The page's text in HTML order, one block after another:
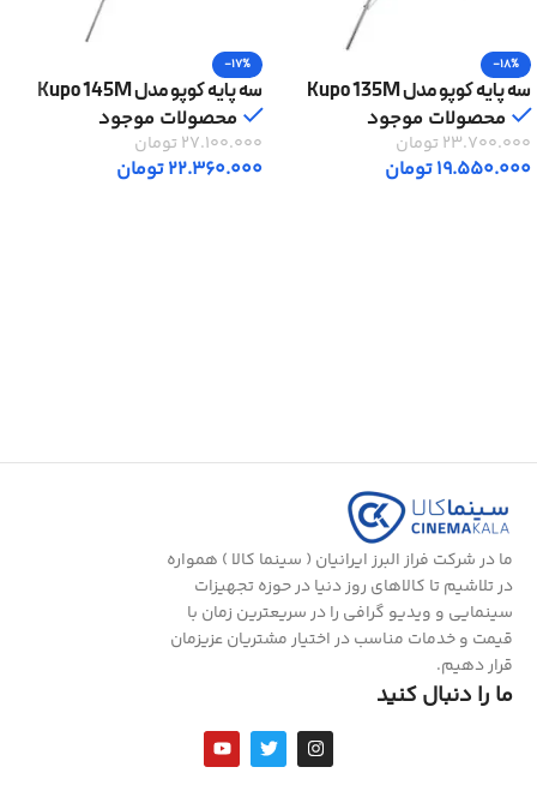
-18%
سه پایه کوپو مدل Kupo 135M
محصولات موجود
23.700.000 تومان
19.550.000تومان
-17%
سه پایه کوپو مدل Kupo 145M
محصولات موجود
27.100.000 تومان
22.360.000تومان
ما در شرکت فراز البرز ایرانیان ( سینما کالا ) همواره
در تلاشیم تا کالاهای روز دنیا در حوزه تجهیزات
سینمایی و ویدیو گرافی را در سریعترین زمان با
قیمت و خدمات مناسب در اختیار مشتریان عزیزمان
قرار دهیم.
ما را دنبال کنید